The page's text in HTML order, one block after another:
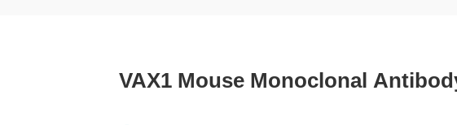
VAX1 Mouse Monoclonal